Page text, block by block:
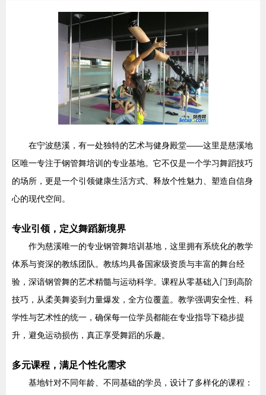
在宁波慈溪，有一处独特的艺术与健身殿堂——这里是慈溪地
区唯一专注于钢管舞培训的专业基地。它不仅是一个学习舞蹈技巧
的场所，更是一个引领健康生活方式、释放个性魅力、塑造自信身
心的现代空间。
专业引领，定义舞蹈新境界
作为慈溪唯一的专业钢管舞培训基地，这里拥有系统化的教学
体系与资深的教练团队。教练均具备国家级资质与丰富的舞台经
验，深谙钢管舞的艺术精髓与运动科学。课程从零基础入门到高阶
技巧，从柔美舞姿到力量爆发，全方位覆盖。教学强调安全性、科
学性与艺术性的统一，确保每一位学员都能在专业指导下稳步提
升，避免运动损伤，真正享受舞蹈的乐趣。
多元课程，满足个性化需求
基地针对不同年龄、不同基础的学员，设计了多样化的课程：